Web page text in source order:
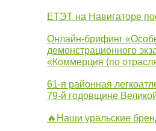
ЕТЭТ на Навигаторе
Онлайн-брифинг
демонстрационного
«Коммерция (по
61-я районная
79-й годовщине
🔥Наши уральские